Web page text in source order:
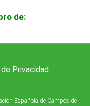
de:
Española de Campos de
Privacidad